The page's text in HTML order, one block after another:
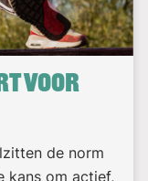
voor
de norm
kans om actief,